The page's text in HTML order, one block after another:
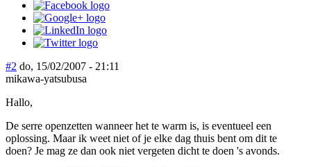
#2 do, 15/02/2007 - 21:11
mikawa-yatsubusa
Hallo,
De serre openzetten wanneer het te warm is, is eventueel een
oplossing. Maar ik weet niet of je elke dag thuis bent om dit te
doen? Je mag ze dan ook niet vergeten dicht te doen 's avonds.